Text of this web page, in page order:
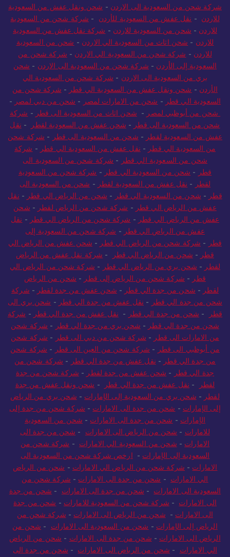
شركة شحن من السعودية الى الاردن - شحن ونقل عفش من السعودية
للاردن - نقل عفش من السعودية للأردن - شركة شحن من السعودية
للاردن - شحن من السعودية للاردن - شركة نقل عفش من السعودية
للاردن - شحن اثاث من السعودية الي الاردن - شحن من السعودية
للاردن - شركة شحن من السعودية الي الاردن - شركة شحن من
السعودية إلى الأردن - شركة شحن من السعودية الى الاردن - شحن
بري من السعودية الى الاردن - شركة شحن من السعودية الي
الأردن - شحن ونقل عفش من السعودية الي قطر - شركة شحن من
السعودية الي قطر - شحن من الامارات لمصر - شحن من دبي لمصر -
شحن من أبوظبي لمصر - شحن اثاث من السعودية الى قطر - شركة
شحن من السعودية الى قطر - شحن عفش من السعودية لقطر - نقل
عفش من السعودية لقطر - شحن من السعودية الى قطر - شركة شحن
من السعودية الي قطر - نقل عفش من السعودية الي قطر - شركة
شحن من السعودية الي قطر - شركة شحن من السعودية الى
قطر - شحن من السعودية الي قطر - شركة شحن من السعودية
لقطر - نقل عفش من السعودية لقطر - شحن من السعودية الى
قطر - شحن من السعودية الي قطر - شحن من الرياض الي قطر - نقل
عفش من الرياض الي قطر - شركة شحن من الرياض لقطر - شحن
عفش من الرياض الي قطر - شركة شحن من الرياض الي قطر - نقل
عفش من الرياض الي قطر - شركة شحن من السعودية إلى
قطر - شركة شحن من الرياض الي قطر - شحن عفش من الرياض الي
قطر - شحن من الرياض الي قطر - شركة نقل عفش من الرياض
لقطر - شحن بري من الرياض الي قطر - شركة شحن من الرياض الي
قطر - شركة شحن من الرياض إلى قطر - شحن من الرياض
لقطر - شحن من جدة الي قطر - شحن عفش من جدة لقطر - شركة
شحن من جدة الي قطر - نقل عفش من جدة الي قطر - شحن بري الى
قطر
- شحن من جدة الي قطر - نقل عفش من جدة الي قطر - شركة
شحن من جدة الي قطر - شحن بري من جدة الي قطر - شركة شحن
من الامارات الى قطر - شركة شحن من دبي الى قطر - شركة شحن
من أبوظبي الى قطر - شركة شحن من العين الى قطر - شركة شحن
من جدة الي قطر - نقل عفش من جدة الي قطر - شركة شحن من
جدة الي قطر - شحن عفش من جدة لقطر - شركة شحن من جدة
لقطر
- نقل عفش من جدة الي قطر - شحن ونقل عفش من جدة
لقطر - شحن بري من السعودية إلى الإمارات - شحن بري من الرياض
إلى الإمارات - شحن من جدة الى الامارات - شركة شحن من جدة إلى
الإمارات - شحن من جدة الى الامارات - شحن من السعودية
للامارات - شحن من الرياض الى الامارات - شحن من جدة الى
الامارات - شحن من السعودية الي الامارات - شركة شحن من
السعودية إلى الإمارات - ارخص شركة شحن من السعودية الى
الامارات - شركة شحن من الرياض الي الامارات - شحن من الرياض
الي الامارات - شحن من جدة الى الامارات - شركة شحن من
السعودية الى الامارات - شحن من جدة الى الامارات - شحن من جدة
الى الامارات - شركة شحن من السعودية للامارات - شحن من جدة
الى الامارات - شحن من الرياض الى الامارات - شركة شحن من
الرياض إلى الإمارات - شحن من السعودية الى الامارات - شحن من
الرياض الى الامارات - شحن من جدة الى الامارات - شحن من الرياض
الي الامارات - شحن من الرياض الى الامارات - شحن من جدة الى